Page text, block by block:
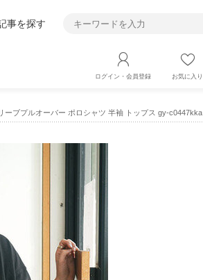
事を探す
ログイン・会員登録 お気に入り
ーブプルオーバー ポロシャツ 半袖 トップス gy-c0447kka